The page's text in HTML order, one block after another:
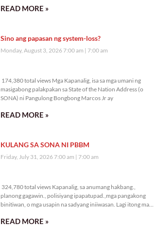
READ MORE »
Sino ang papasan ng system-loss?
Monday, August 3, 2026 7:00 am 7:00 am
174,380 total views Mga Kapanalig, isa sa mga umani ng
masigabong palakpakan sa State of the Nation Address (o
SONA) ni Pangulong Bongbong Marcos Jr ay
READ MORE »
KULANG SA SONA NI PBBM
Friday, July 31, 2026 7:00 am 7:00 am
324,780 total views Kapanalig, sa anumang hakbang.,
planong gagawin., polisiyang ipapatupad.,mga pangakong
binitiwan, o mga usapin na sadyang iniiwasan. Lagi itong may
READ MORE »